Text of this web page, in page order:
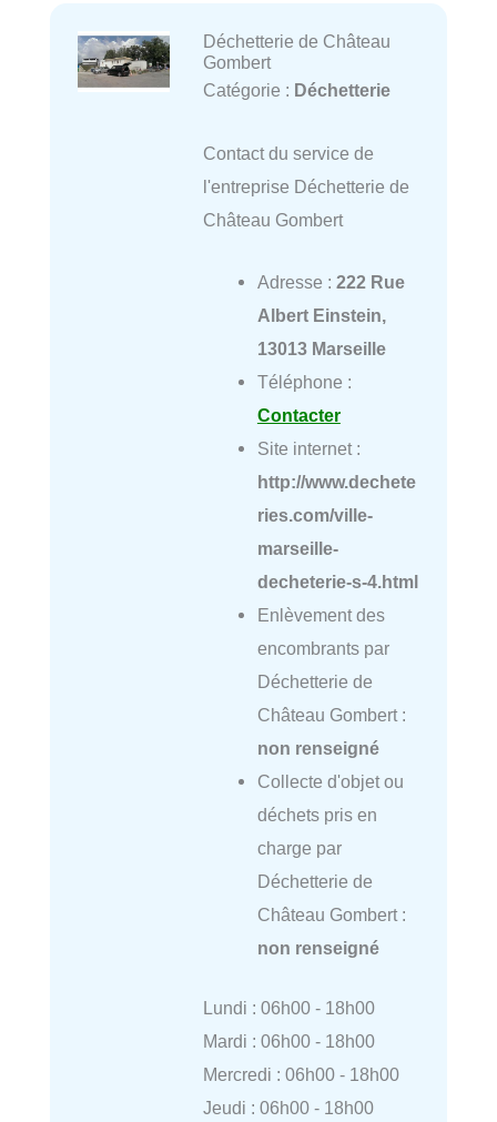
Déchetterie de Château
Gombert
Catégorie : Déchetterie
Contact du service de
l'entreprise Déchetterie de
Château Gombert
Adresse : 222 Rue
Albert Einstein,
13013 Marseille
Téléphone :
Contacter
Site internet :
http://www.dechete
ries.com/ville-
marseille-
decheterie-s-4.html
Enlèvement des
encombrants par
Déchetterie de
Château Gombert :
non renseigné
Collecte d'objet ou
déchets pris en
charge par
Déchetterie de
Château Gombert :
non renseigné
Lundi : 06h00 - 18h00
Mardi : 06h00 - 18h00
Mercredi : 06h00 - 18h00
Jeudi : 06h00 - 18h00